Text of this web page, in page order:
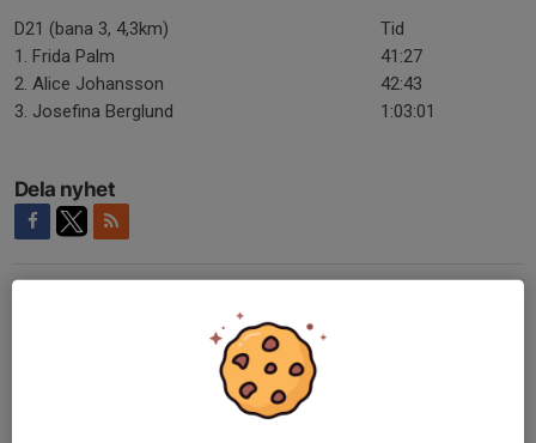
D21 (bana 3, 4,3km)
Tid
1. Frida Palm
41:27
2. Alice Johansson
42:43
3. Josefina Berglund
1:03:01
Dela nyhet